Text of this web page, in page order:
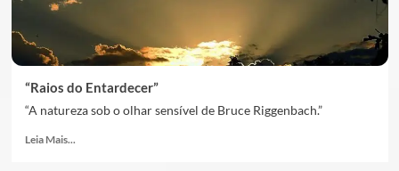
“Raios do Entardecer”
“A natureza sob o olhar sensível de Bruce Riggenbach.”
Leia Mais...